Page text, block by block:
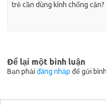
trẻ cần dùng kính chống cận?
Để lại một bình luận
Bạn phải đăng nhập để gửi